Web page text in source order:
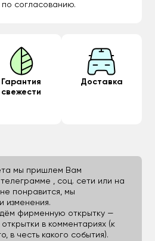
согласованию.
Гарантия
свежести
Доставка
мы пришлем Вам
, соц. сети или на
понравится, мы
изменения.
фирменную открытку —
в комментариях (к
в честь какого события).